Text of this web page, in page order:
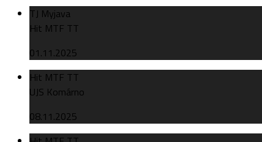
TJ Myjava
Hit MTF TT
01.11.2025
Hit MTF TT
UJS Komárno
08.11.2025